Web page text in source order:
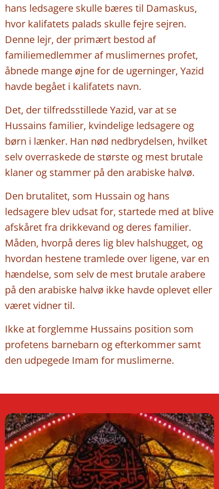
hans ledsagere skulle bæres til Damaskus,
hvor kalifatets palads skulle fejre sejren.
Denne lejr, der primært bestod af
familiemedlemmer af muslimernes profet,
åbnede mange øjne for de ugerninger, Yazid
havde begået i kalifatets navn.
Det, der tilfredsstillede Yazid, var at se
Hussains familier, kvindelige ledsagere og
børn i lænker. Han nød nedbrydelsen, hvilket
selv overraskede de største og mest brutale
klaner og stammer på den arabiske halvø.
Den brutalitet, som Hussain og hans
ledsagere blev udsat for, startede med at blive
afskåret fra drikkevand og deres familier.
Måden, hvorpå deres lig blev halshugget, og
hvordan hestene tramlede over ligene, var en
hændelse, som selv de mest brutale arabere
på den arabiske halvø ikke havde oplevet eller
været vidner til.
Ikke at forglemme Hussains position som
profetens barnebarn og efterkommer samt
den udpegede Imam for muslimerne.